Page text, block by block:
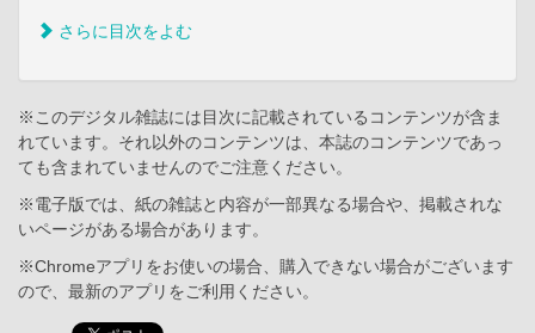
さらに目次をよむ
※このデジタル雑誌には目次に記載されているコンテンツが含ま
れています。それ以外のコンテンツは、本誌のコンテンツであっ
ても含まれていませんのでご注意ください。
※電子版では、紙の雑誌と内容が一部異なる場合や、掲載されな
いページがある場合があります。
※Chromeアプリをお使いの場合、購入できない場合がございます
ので、最新のアプリをご利用ください。